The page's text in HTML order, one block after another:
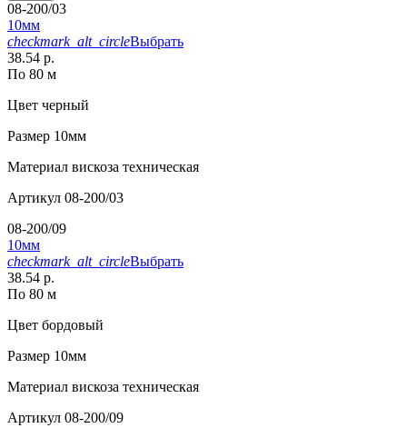
08-200/03
10мм
checkmark_alt_circleВыбрать
38.54 р.
По 80 м
Цвет черный
Размер 10мм
Материал вискоза техническая
Артикул 08-200/03
08-200/09
10мм
checkmark_alt_circleВыбрать
38.54 р.
По 80 м
Цвет бордовый
Размер 10мм
Материал вискоза техническая
Артикул 08-200/09